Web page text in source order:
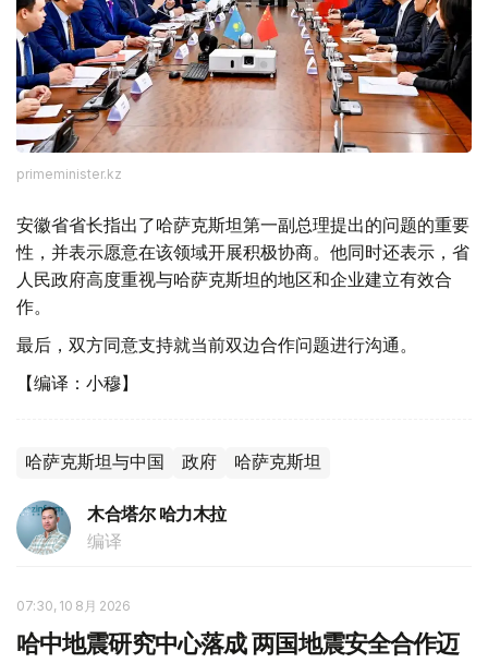
primeminister.kz
安徽省省长指出了哈萨克斯坦第一副总理提出的问题的重要
性，并表示愿意在该领域开展积极协商。他同时还表示，省
人民政府高度重视与哈萨克斯坦的地区和企业建立有效合
作。
最后，双方同意支持就当前双边合作问题进行沟通。
【编译：小穆】
哈萨克斯坦与中国 政府 哈萨克斯坦
木合塔尔 哈力木拉
编译
07:30, 10 8月 2026
哈中地震研究中心落成 两国地震安全合作迈